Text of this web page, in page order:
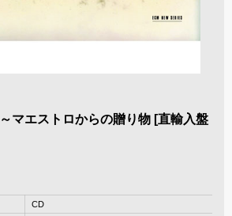
マエストロからの贈り物 [直輸入盤
CD